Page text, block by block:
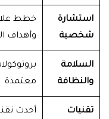
استشارة
شخصية
خطط
وأهداف
السلامة
والنظافة
معتمدة
تقنيات
أحدث